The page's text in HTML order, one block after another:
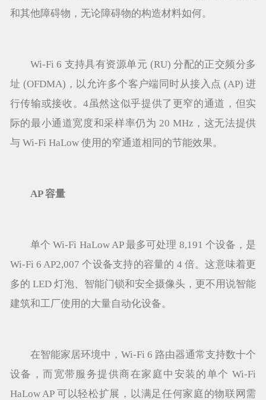
和其他障碍物，无论障碍物的构造材料如何。
Wi-Fi 6 支持具有资源单元 (RU) 分配的正交频分多
址 (OFDMA)，以允许多个客户端同时从接入点 (AP) 进
行传输或接收。4虽然这似乎提供了更窄的通道，但实
际的最小通道宽度和采样率仍为 20 MHz，这无法提供
与 Wi-Fi HaLow 使用的窄通道相同的节能效果。
AP 容量
单个 Wi-Fi HaLow AP 最多可处理 8,191 个设备，是
Wi-Fi 6 AP2,007 个设备支持的容量的 4 倍。这意味着更
多的 LED 灯泡、智能门锁和安全摄像头，更不用说智能
建筑和工厂使用的大量自动化设备。
在智能家居环境中，Wi-Fi 6 路由器通常支持数十个
设备，而宽带服务提供商在家庭中安装的单个 Wi-Fi
HaLow AP 可以轻松扩展，以满足任何家庭的物联网需